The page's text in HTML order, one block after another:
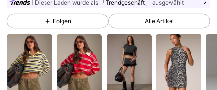
4,78
569K Follower
4,78 569K Follower
Dieser Laden wurde als 「Trendgeschäft」 ausgewählt
Folgen Alle Artikel